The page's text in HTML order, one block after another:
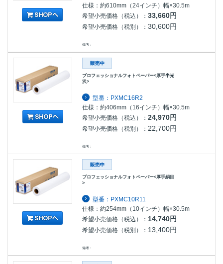
仕様：約610mm（24インチ）幅×30.5m
希望小売価格（税込）： 33,660円
希望小売価格（税別）： 30,600円
備考：
プロフェッショナルフォトペーパー<厚手半光
沢>
型番：PXMC16R2
仕様：約406mm（16インチ）幅×30.5m
希望小売価格（税込）：24,970円
希望小売価格（税別）： 22,700円
備考：
プロフェッショナルフォトペーパー<厚手絹目
>
型番：PXMC10R11
仕様：約254mm（10インチ）幅×30.5m
希望小売価格（税込）： 14,740円
希望小売価格（税別）： 13,400円
備考：